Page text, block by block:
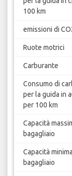
100 km
emissioni di
Ruote motrici
Carburante
Consumo di
per la guida in
per 100 km
Capacità
bagagliaio
Capacità
bagagliaio